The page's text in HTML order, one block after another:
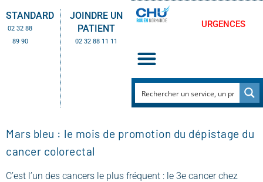
STANDARD
02 32 88
89 90
JOINDRE UN
PATIENT
02 32 88 11 11
URGENCES
Mars bleu : le mois de promotion du dépistage du
cancer colorectal
C’est l’un des cancers le plus fréquent : le 3e cancer chez